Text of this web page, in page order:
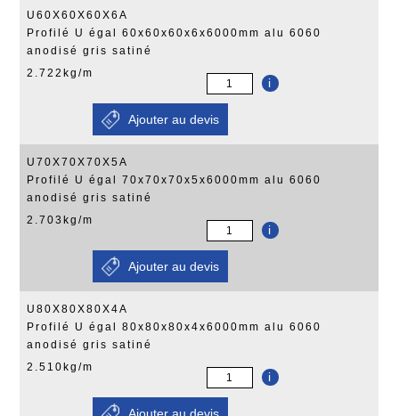
U60X60X60X6A
Profilé U égal 60x60x60x6x6000mm alu 6060
anodisé gris satiné
2.722kg/m
i
U70X70X70X5A
Profilé U égal 70x70x70x5x6000mm alu 6060
anodisé gris satiné
2.703kg/m
i
U80X80X80X4A
Profilé U égal 80x80x80x4x6000mm alu 6060
anodisé gris satiné
2.510kg/m
i